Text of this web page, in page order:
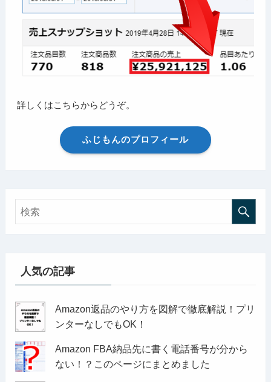
詳しくはこちらからどうぞ。
ふじもんのプロフィール
人気の記事
Amazon返品のやり方を図解で徹底解説！プリ
ンターなしでもOK！
Amazon FBA納品先に書く電話番号が分から
ない！？このページにまとめました